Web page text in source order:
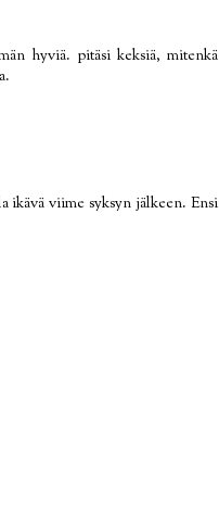
hyviä. pitäsi keksiä, mitenkä
ikävä viime syksyn jälkeen. Ensi